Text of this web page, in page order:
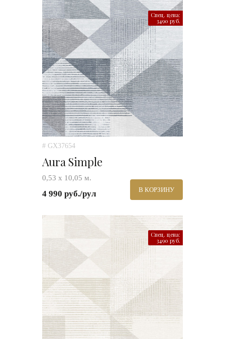
Спец. цена:
3490 руб.
# GX37654
Aura Simple
0,53 х 10,05 м.
4 990 руб./рул В КОРЗИНУ
Спец. цена:
3490 руб.